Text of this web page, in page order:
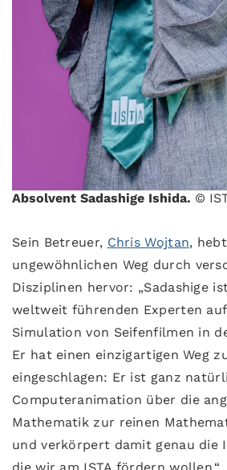
Absolvent Sadashige Ishida. ©
Sein Betreuer, Chris Wojtan,
ungewöhnlichen Weg durch
Disziplinen hervor: „Sadashige
weltweit führenden Experten
Simulation von Seifenfilmen in
Er hat einen einzigartigen Weg
eingeschlagen: Er ist ganz
Computeranimation über die
Mathematik zur reinen
und verkörpert damit genau die